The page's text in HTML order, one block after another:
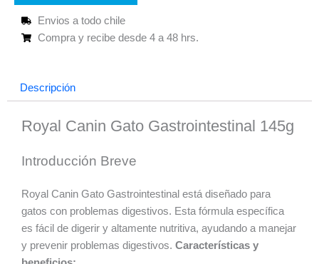
cantidad
Envios a todo chile
Compra y recibe desde 4 a 48 hrs.
Descripción
Royal Canin Gato Gastrointestinal 145g
Introducción Breve
Royal Canin Gato Gastrointestinal está diseñado para
gatos con problemas digestivos. Esta fórmula específica
es fácil de digerir y altamente nutritiva, ayudando a manejar
y prevenir problemas digestivos. Características y